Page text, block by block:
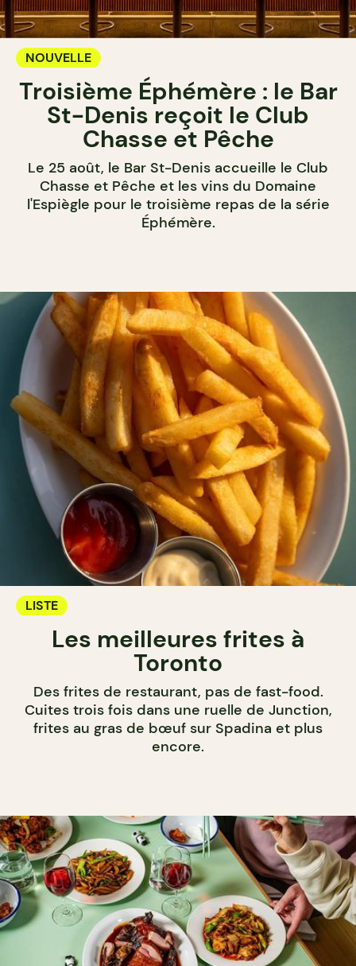
NOUVELLE
Troisième Éphémère : le Bar
St-Denis reçoit le Club
Chasse et Pêche
Le 25 août, le Bar St-Denis accueille le Club
Chasse et Pêche et les vins du Domaine
l'Espiègle pour le troisième repas de la série
Éphémère.
LISTE
Les meilleures frites à
Toronto
Des frites de restaurant, pas de fast-food.
Cuites trois fois dans une ruelle de Junction,
frites au gras de bœuf sur Spadina et plus
encore.